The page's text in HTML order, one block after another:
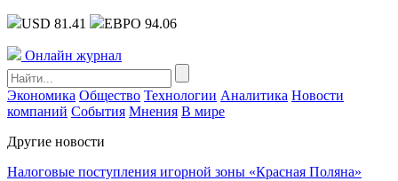
USD 81.41 ЕВРО 94.06
Онлайн журнал
Экономика Общество Технологии Аналитика Новости
компаний События Мнения В мире
Другие новости
Налоговые поступления игорной зоны «Красная Поляна»